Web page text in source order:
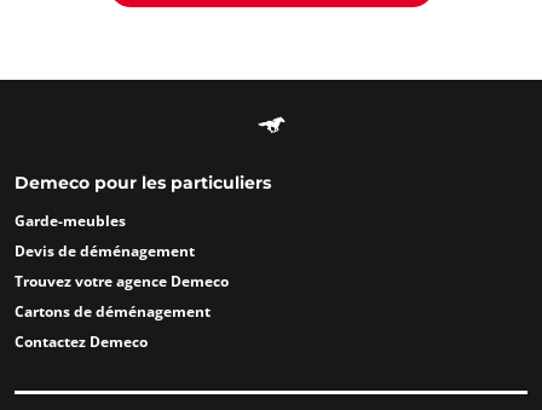
Demeco pour les particuliers
Garde-meubles
Devis de déménagement
Trouvez votre agence Demeco
Cartons de déménagement
Contactez Demeco